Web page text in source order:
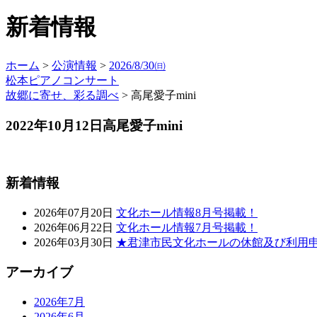
新着情報
ホーム > 公演情報 > 2026/8/30㈰
松本ピアノコンサート
故郷に寄せ、彩る調べ > 高尾愛子mini
2022年10月12日高尾愛子mini
新着情報
2026年07月20日 文化ホール情報8月号掲載！
2026年06月22日 文化ホール情報7月号掲載！
2026年03月30日 ★君津市民文化ホールの休館及び利用
アーカイブ
2026年7月